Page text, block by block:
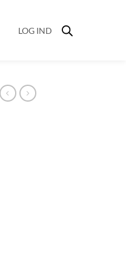
LOG IND